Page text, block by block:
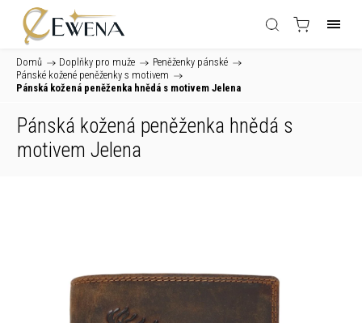
Domů / Doplňky pro muže / Peněženky pánské /
Pánské kožené peněženky s motivem /
Pánská kožená peněženka hnědá s motivem Jelena
Pánská kožená peněženka hnědá s
motivem Jelena